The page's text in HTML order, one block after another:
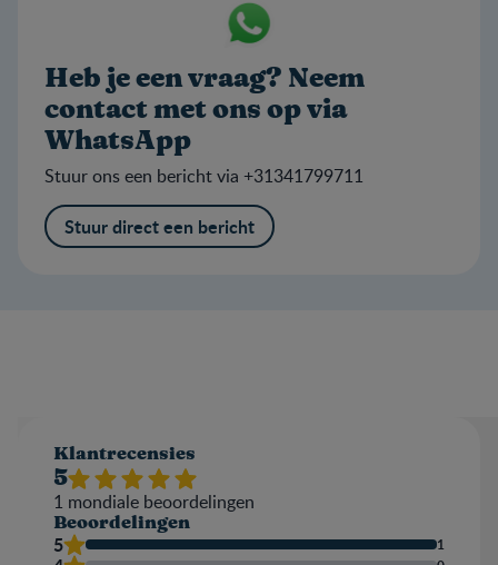
Heb je een vraag? Neem
contact met ons op via
WhatsApp
Stuur ons een bericht via +31341799711
Stuur direct een bericht
Klantrecensies
5
1 mondiale beoordelingen
Beoordelingen
5 1